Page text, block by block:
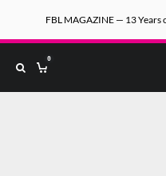
FBL MAGAZINE — 13 Years
0